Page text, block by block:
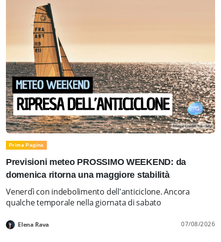
Prima Pagina
Previsioni meteo PROSSIMO WEEKEND: da
domenica ritorna una maggiore stabilità
Venerdì con indebolimento dell'anticiclone. Ancora
qualche temporale nella giornata di sabato
Elena Rava 07/08/2026